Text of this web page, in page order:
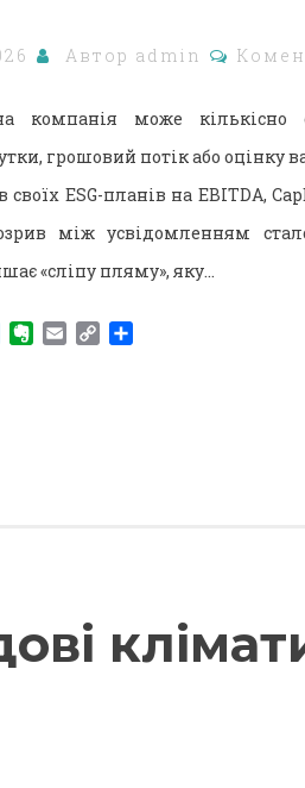
Автор admin
компанія може кількісно
грошовий потік або оцінку
ESG-планів на EBITDA,
між усвідомленням
«сліпу пляму», яку…
TwitterEvernote
EmailCopy